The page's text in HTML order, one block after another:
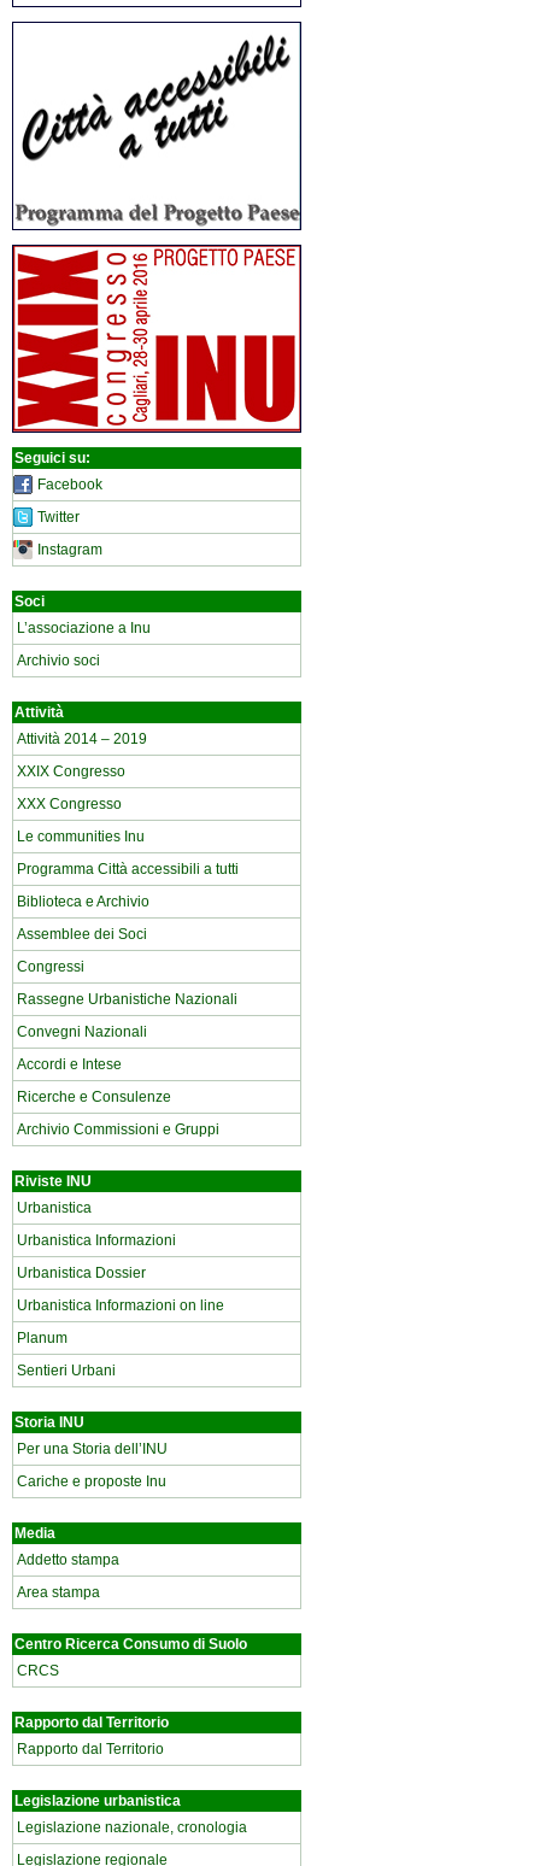
Seguici su:
Facebook
Twitter
Instagram
Soci
L’associazione a Inu
Archivio soci
Attività
Attività 2014 – 2019
XXIX Congresso
XXX Congresso
Le communities Inu
Programma Città accessibili a tutti
Biblioteca e Archivio
Assemblee dei Soci
Congressi
Rassegne Urbanistiche Nazionali
Convegni Nazionali
Accordi e Intese
Ricerche e Consulenze
Archivio Commissioni e Gruppi
Riviste INU
Urbanistica
Urbanistica Informazioni
Urbanistica Dossier
Urbanistica Informazioni on line
Planum
Sentieri Urbani
Storia INU
Per una Storia dell’INU
Cariche e proposte Inu
Media
Addetto stampa
Area stampa
Centro Ricerca Consumo di Suolo
CRCS
Rapporto dal Territorio
Rapporto dal Territorio
Legislazione urbanistica
Legislazione nazionale, cronologia
Legislazione regionale